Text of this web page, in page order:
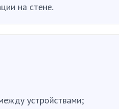
на стене.
устройствами;